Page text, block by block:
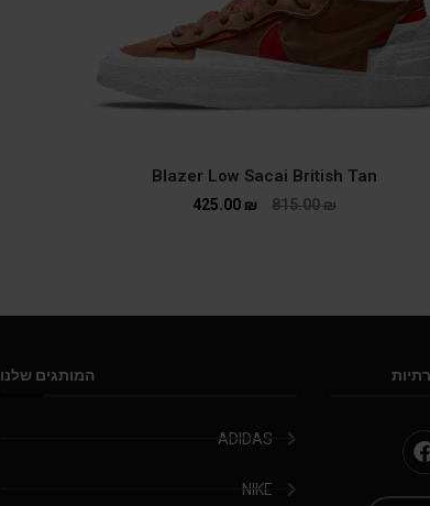
Blazer Low Sacai British Tan
815.00₪
425.00 ₪
המותגים שלנו
ADIDAS
NIKE